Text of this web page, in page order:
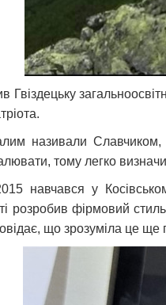
Гвіздецьку
називали
тому легко
навчався у
розробив фірмовий
що зрозуміла це ще